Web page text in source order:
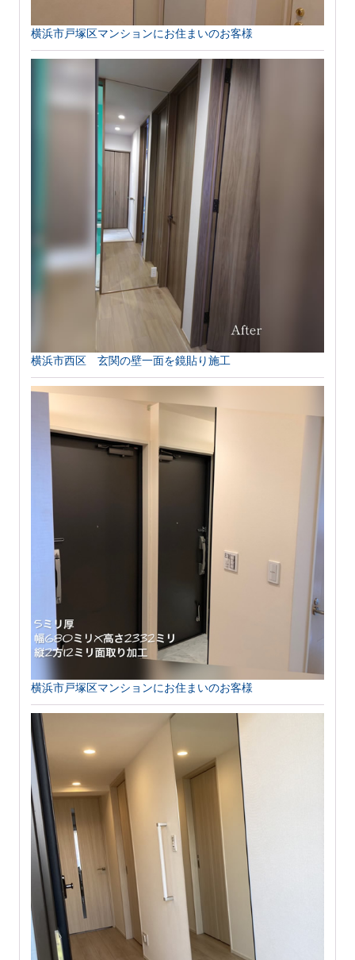
横浜市戸塚区マンションにお住まいのお客様
横浜市西区 玄関の壁一面を鏡貼り施工
横浜市戸塚区マンションにお住まいのお客様